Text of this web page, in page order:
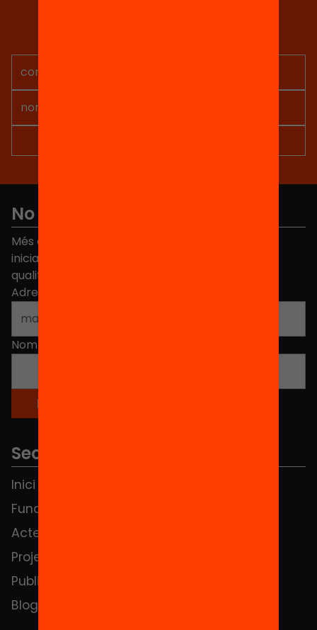
No et perdis res
Més de 40.000 persones ja han triat Equitat. Rep
iniciatives, propostes i projectes per millorar la
qualitat de l'educació a Catalunya.
Adreça electrònica
Nom
Seccions
Inici
Fundació
Actes
Projectes
Publicacions i vídeos
Blog